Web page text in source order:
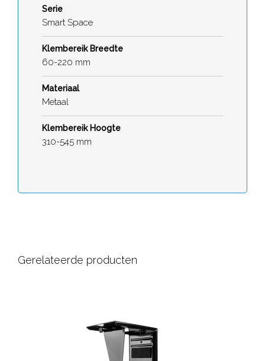
Serie
Smart Space
Klembereik Breedte
60-220 mm
Materiaal
Metaal
Klembereik Hoogte
310-545 mm
Gerelateerde producten